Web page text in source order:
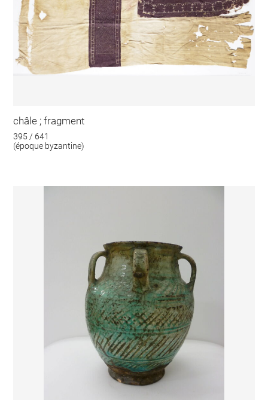
châle ; fragment
395 / 641
(époque byzantine)